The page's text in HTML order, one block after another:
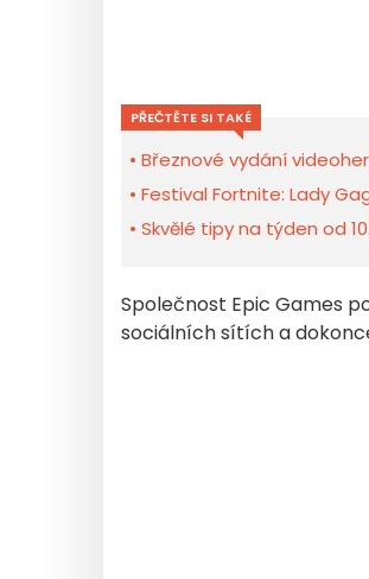
PŘEČTĚTE SI TAKÉ
Březnové vydání
Festival Fortnite: Lady
Skvělé tipy na týden od
Společnost Epic Games
sociálních sítích a